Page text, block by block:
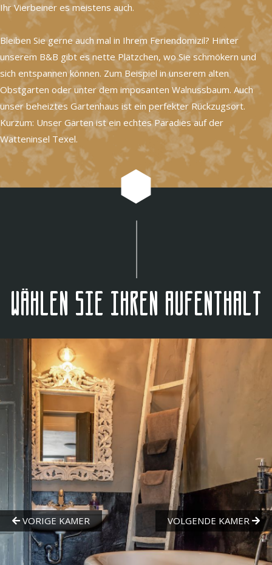
Ihr Vierbeiner es meistens auch.
Bleiben Sie gerne auch mal in Ihrem Feriendomizil? Hinter
unserem B&B gibt es nette Plätzchen, wo Sie schmökern und
sich entspannen können. Zum Beispiel in unserem alten
Obstgarten oder unter dem imposanten Walnussbaum. Auch
unser beheiztes Gartenhaus ist ein perfekter Rückzugsort.
Kurzum: Unser Garten ist ein echtes Paradies auf der
Watteninsel Texel.
Wählen Sie Ihren Aufenthalt